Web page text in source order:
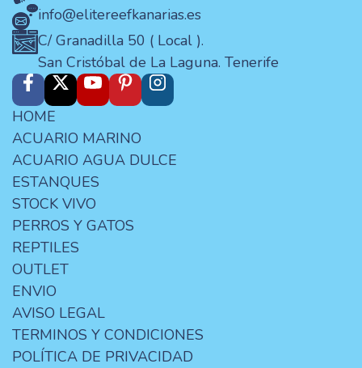
info@elitereefkanarias.es
C/ Granadilla 50 ( Local ).
San Cristóbal de La Laguna. Tenerife
HOME
ACUARIO MARINO
ACUARIO AGUA DULCE
ESTANQUES
STOCK VIVO
PERROS Y GATOS
REPTILES
OUTLET
ENVIO
AVISO LEGAL
TERMINOS Y CONDICIONES
POLÍTICA DE PRIVACIDAD